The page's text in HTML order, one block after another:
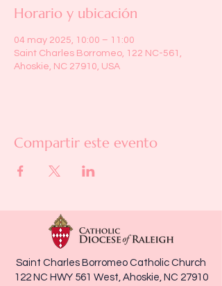
Horario y ubicación
04 may 2025, 10:00 – 11:00
Saint Charles Borromeo, 122 NC-561,
Ahoskie, NC 27910, USA
Compartir este evento
Saint Charles Borromeo Catholic Church
122 NC HWY 561 West, Ahoskie, NC 27910